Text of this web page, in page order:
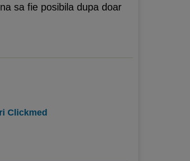
sa fie posibila dupa doar
Clickmed